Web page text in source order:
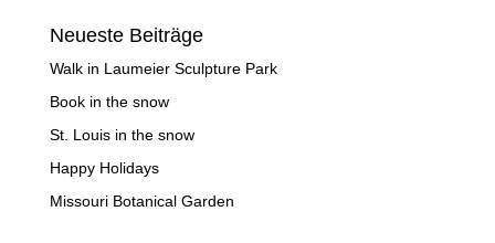
Neueste Beiträge
Walk in Laumeier Sculpture Park
Book in the snow
St. Louis in the snow
Happy Holidays
Missouri Botanical Garden